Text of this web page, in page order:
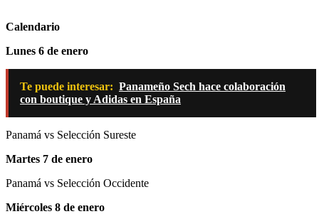
Calendario
Lunes 6 de enero
Te puede interesar: Panameño Sech hace colaboración
con boutique y Adidas en España
Panamá vs Selección Sureste
Martes 7 de enero
Panamá vs Selección Occidente
Miércoles 8 de enero